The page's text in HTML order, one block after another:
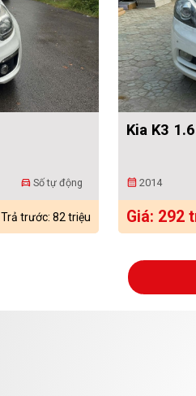
directions_car Số tự động
Trả trước: 82 triệu
Kia K3
calendar_month 2014
Giá: 292